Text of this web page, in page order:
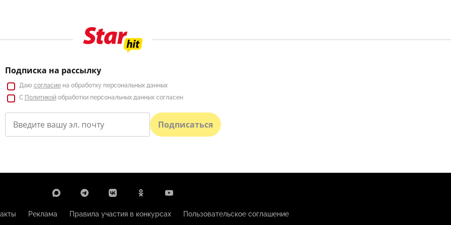
Подписка на рассылку
Даю согласиена обработку персональных данных
С Политикойобработки персональных данных согласен
Подписаться
Реклама Правила участия в конкурсах
Пользовательское соглашение